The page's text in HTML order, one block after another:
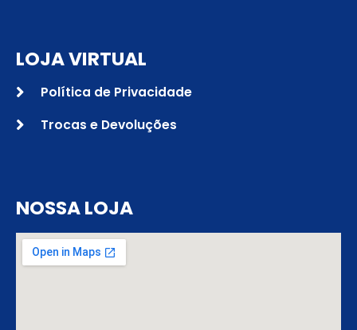
LOJA VIRTUAL
Política de Privacidade
Trocas e Devoluções
NOSSA LOJA